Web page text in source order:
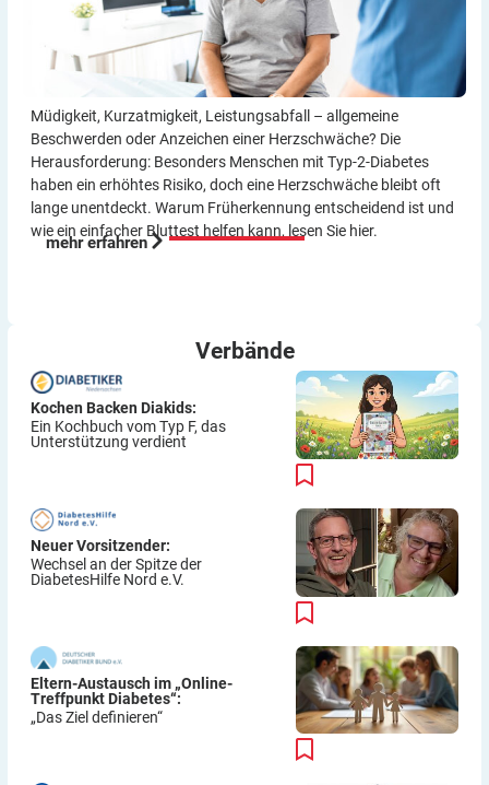
Müdigkeit, Kurzatmigkeit, Leistungsabfall – allgemeine
Beschwerden oder Anzeichen einer Herzschwäche? Die
Herausforderung: Besonders Menschen mit Typ-2-Diabetes
haben ein erhöhtes Risiko, doch eine Herzschwäche bleibt oft
lange unentdeckt. Warum Früherkennung entscheidend ist und
wie ein einfacher Bluttest helfen kann, lesen Sie hier.
mehr erfahren
Verbände
Kochen Backen Diakids:
Ein Kochbuch vom Typ F, das
Unterstützung verdient
Neuer Vorsitzender:
Wechsel an der Spitze der
DiabetesHilfe Nord e.V.
Eltern-Austausch im „Online-
Treffpunkt Diabetes“:
„Das Ziel definieren“